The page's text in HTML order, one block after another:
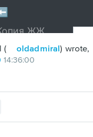
( oldadmiral) wrote,
14:36:00